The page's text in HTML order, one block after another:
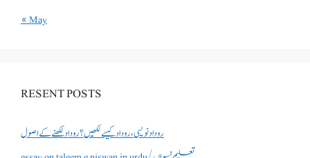
« May
RESENT POSTS
روداد نویسی ،روداد کیسے لکھیں؟ روداد لکھنے کے اصول